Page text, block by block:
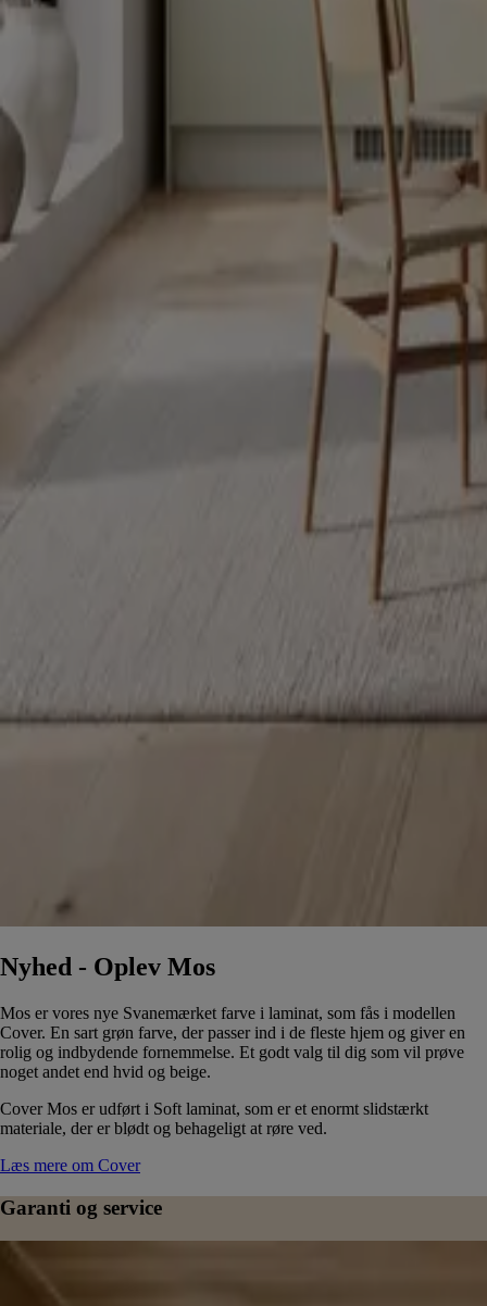
Nyhed - Oplev Mos
Mos er vores nye Svanemærket farve i laminat, som fås i modellen
Cover. En sart grøn farve, der passer ind i de fleste hjem og giver en
rolig og indbydende fornemmelse. Et godt valg til dig som vil prøve
noget andet end hvid og beige.
Cover Mos er udført i Soft laminat, som er et enormt slidstærkt
materiale, der er blødt og behageligt at røre ved.
Læs mere om Cover
Garanti og service